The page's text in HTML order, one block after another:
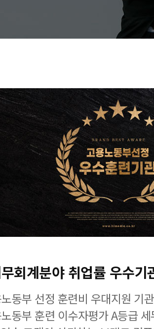
회계분야 취업률 우수기
동부 선정 훈련비 우대지원 기관
동부 훈련 이수자평가 A등급